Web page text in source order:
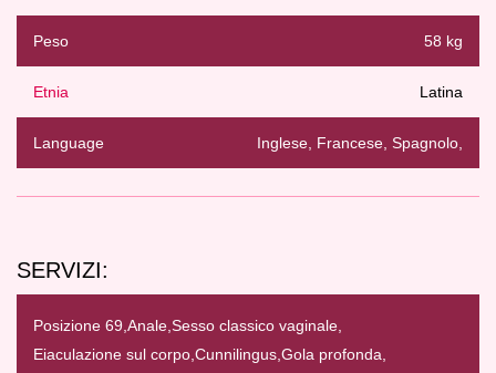
Peso 58 kg
Etnia Latina
Language Inglese, Francese, Spagnolo,
SERVIZI:
Posizione 69, Anale, Sesso classico vaginale,
Eiaculazione sul corpo, Cunnilingus, Gola profonda,